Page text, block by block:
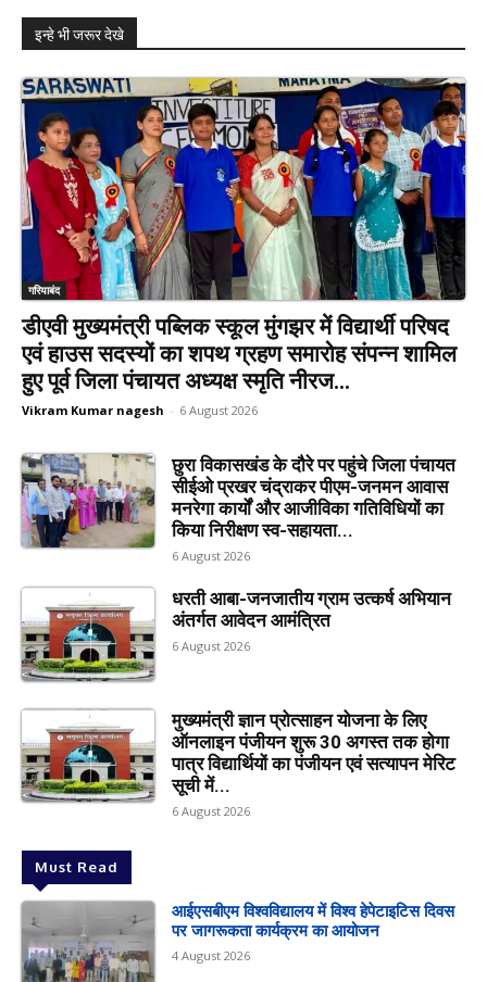
इन्हे भी जरूर देखे
गरियाबंद
डीएवी मुख्यमंत्री पब्लिक स्कूल मुंगझर में विद्यार्थी परिषद
एवं हाउस सदस्यों का शपथ ग्रहण समारोह संपन्न शामिल
हुए पूर्व जिला पंचायत अध्यक्ष स्मृति नीरज...
Vikram Kumar nagesh - 6 August 2026
छुरा विकासखंड के दौरे पर पहुंचे जिला पंचायत
सीईओ प्रखर चंद्राकर पीएम-जनमन आवास
मनरेगा कार्यों और आजीविका गतिविधियों का
किया निरीक्षण स्व-सहायता...
6 August 2026
धरती आबा-जनजातीय ग्राम उत्कर्ष अभियान
अंतर्गत आवेदन आमंत्रित
6 August 2026
मुख्यमंत्री ज्ञान प्रोत्साहन योजना के लिए
ऑनलाइन पंजीयन शुरू 30 अगस्त तक होगा
पात्र विद्यार्थियों का पंजीयन एवं सत्यापन मेरिट
सूची में...
6 August 2026
Must Read
आईएसबीएम विश्वविद्यालय में विश्व हेपेटाइटिस दिवस
पर जागरूकता कार्यक्रम का आयोजन
4 August 2026